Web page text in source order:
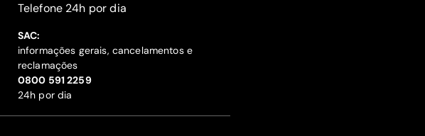
‍Telefone 24h por dia
SAC:
informações gerais, cancelamentos e
reclamações
‍0800 591 2259
24h por dia